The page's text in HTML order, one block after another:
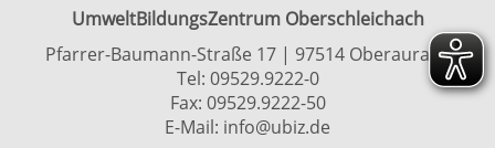
UmweltBildungsZentrum Oberschleichach
Pfarrer-Baumann-Straße 17 | 97514 Oberaurach
Tel: 09529.9222-0
Fax: 09529.9222-50
E-Mail: info@ubiz.de